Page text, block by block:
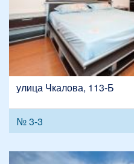
улица Чкалова, 113-Б
№ 3-3